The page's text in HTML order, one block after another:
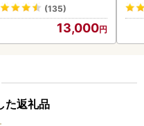
(135)
13,000
た返礼品